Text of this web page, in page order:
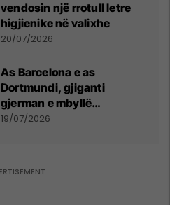
vendosin një rrotull letre
higjienike në valixhe
20/07/2026
As Barcelona e as
Dortmundi, gjiganti
gjerman e mbyllë
marrëveshjen për Fisnik
19/07/2026